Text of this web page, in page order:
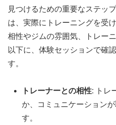
見つけるための重要なステッ
は、実際にトレーニングを受
相性やジムの雰囲気、トレー
以下に、体験セッションで確
す。
トレーナーとの相性: トレ
か、コミュニケーション
す。